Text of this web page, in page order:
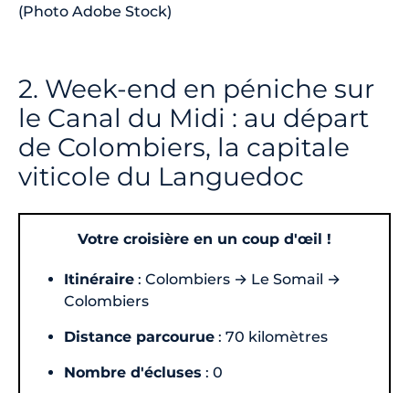
(Photo Adobe Stock)
2. Week-end en péniche sur
le Canal du Midi : au départ
de Colombiers, la capitale
viticole du Languedoc
Votre croisière en un coup d'œil !
Itinéraire : Colombiers → Le Somail →
Colombiers
Distance parcourue : 70 kilomètres
Nombre d'écluses : 0